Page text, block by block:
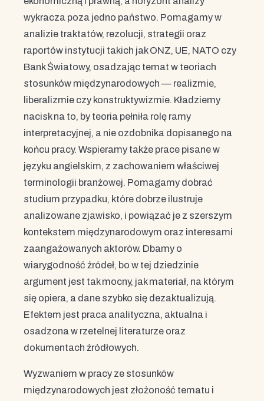
wykracza poza jedno państwo. Pomagamy w
analizie traktatów, rezolucji, strategii oraz
raportów instytucji takich jak ONZ, UE, NATO czy
Bank Światowy, osadzając temat w teoriach
stosunków międzynarodowych — realizmie,
liberalizmie czy konstruktywizmie. Kładziemy
nacisk na to, by teoria pełniła rolę ramy
interpretacyjnej, a nie ozdobnika dopisanego na
końcu pracy. Wspieramy także prace pisane w
języku angielskim, z zachowaniem właściwej
terminologii branżowej. Pomagamy dobrać
studium przypadku, które dobrze ilustruje
analizowane zjawisko, i powiązać je z szerszym
kontekstem międzynarodowym oraz interesami
zaangażowanych aktorów. Dbamy o
wiarygodność źródeł, bo w tej dziedzinie
argument jest tak mocny, jak materiał, na którym
się opiera, a dane szybko się dezaktualizują.
Efektem jest praca analityczna, aktualna i
osadzona w rzetelnej literaturze oraz
dokumentach źródłowych.
Wyzwaniem w pracy ze stosunków
międzynarodowych jest złożoność tematu i